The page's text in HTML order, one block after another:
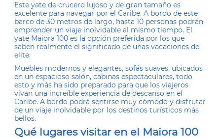
Este yate de crucero lujoso y de gran tamaño es
excelente para navegar por el Caribe. A bordo de este
barco de 30 metros de largo, hasta 10 personas podrán
emprender un viaje inolvidable al mismo tiempo. El
yate Maiora 100 es la opción preferida por los que
saben realmente el significado de unas vacaciones de
elite.
Muebles modernos y elegantes, sofás suaves, ubicados
en un espacioso salón, cabinas espectaculares, todo
esto y más ha sido preparado para que los viajeros
vivan una increíble experiencia de descanso en el
Caribe. A bordo podrá sentirse muy cómodo y disfrutar
de un viaje inolvidable por los destinos turísticos más
bellos.
Qué lugares visitar en el Maiora 100